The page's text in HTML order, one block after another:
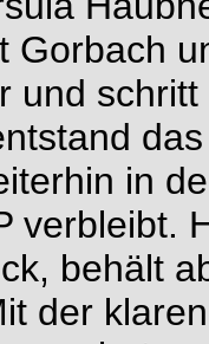
Gorbach
und
in
verbleibt.
behält
der